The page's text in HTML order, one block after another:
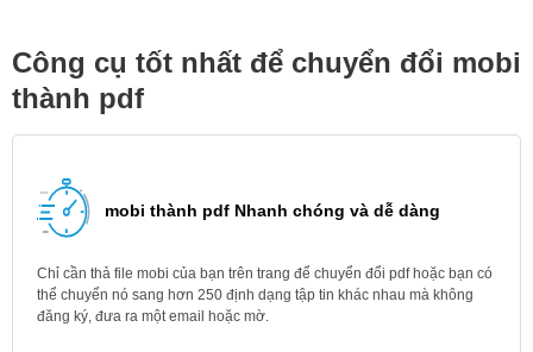
Công cụ tốt nhất để chuyển đổi mobi
thành pdf
mobi thành pdf Nhanh chóng và dễ dàng
Chỉ cần thả file mobi của bạn trên trang để chuyển đổi pdf hoặc bạn có
thể chuyển nó sang hơn 250 định dạng tập tin khác nhau mà không
đăng ký, đưa ra một email hoặc mờ.